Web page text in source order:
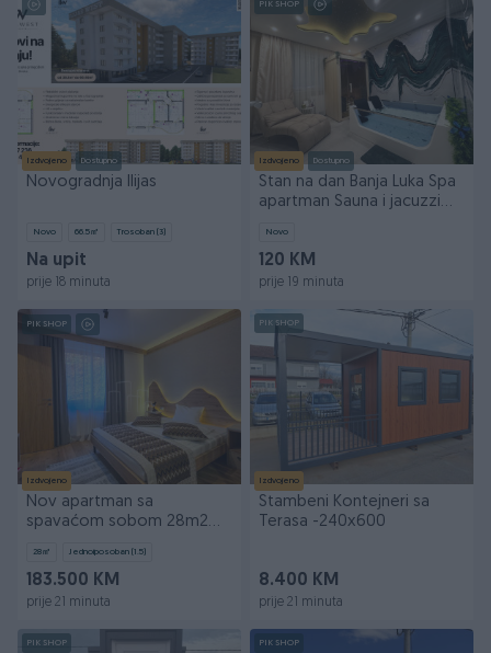
Izdvojeno Dostupno
Novogradnja Ilijas
Novo 66.5㎡ Trosoban (3)
Na upit
prije 18 minuta
PIK SHOP
Izdvojeno Dostupno
Stan na dan Banja Luka Spa
apartman Sauna i jacuzzi
Novo
120 KM
prije 19 minuta
PIK SHOP
Izdvojeno
Nov apartman sa
spavaćom sobom 28m2
28㎡ Jednoiposoban (1.5)
183.500 KM
prije 21 minuta
PIK SHOP
Izdvojeno
Stambeni Kontejneri sa
Terasa -240x600
8.400 KM
prije 21 minuta
PIK SHOP PIK SHOP